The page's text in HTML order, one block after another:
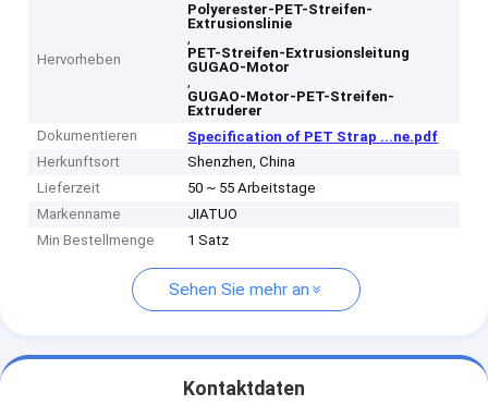
Hervorheben
Polyerester-PET-Streifen-
Extrusionslinie
,
PET-Streifen-Extrusionsleitung
GUGAO-Motor
,
GUGAO-Motor-PET-Streifen-
Extruderer
Dokumentieren
Specification of PET Strap ...ne.pdf
Herkunftsort
Shenzhen, China
Lieferzeit
50 ~ 55 Arbeitstage
Markenname
JIATUO
Min Bestellmenge
1 Satz
Sehen Sie mehr an
Kontaktdaten